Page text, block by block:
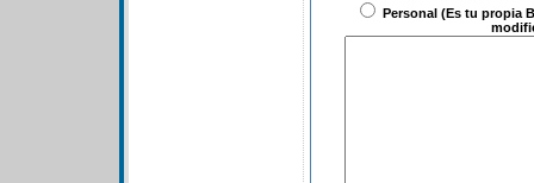
Personal (Es tu propia